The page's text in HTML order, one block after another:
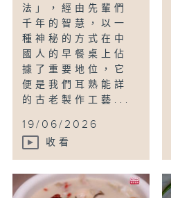
法」，經由先輩們
千年的智慧，以一
種神秘的方式在中
國人的早餐桌上佔
據了重要地位，它
便是我們耳熟能詳
的古老製作工藝...
19/06/2026
收看